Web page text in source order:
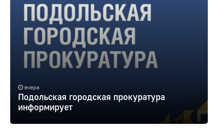
вчера
Подольская городская прокуратура
информирует